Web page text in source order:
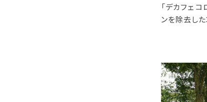
「デカフェ
ンを除去し